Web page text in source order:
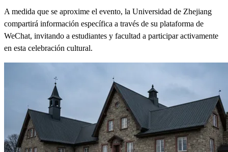
A medida que se aproxime el evento, la Universidad de Zhejiang
compartirá información específica a través de su plataforma de
WeChat, invitando a estudiantes y facultad a participar activamente
en esta celebración cultural.